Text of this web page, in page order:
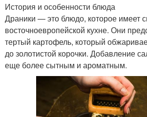
История и особенности блюда
Драники — это блюдо, которое имеет
восточноевропейской кухне. Они
тертый картофель, который
до золотистой корочки. Добавление
еще более сытным и ароматным.